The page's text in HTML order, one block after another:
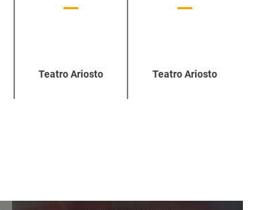
Teatro Ariosto Teatro Ariosto